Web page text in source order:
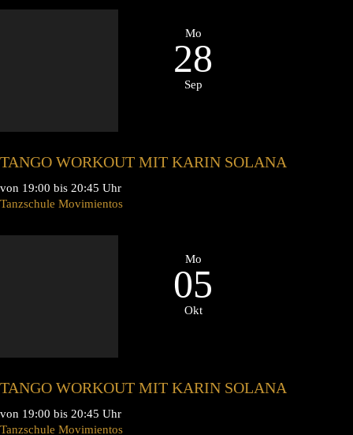
Mo
28
Sep
TANGO WORKOUT MIT KARIN SOLANA
von 19:00 bis 20:45 Uhr
Tanzschule Movimientos
Mo
05
Okt
TANGO WORKOUT MIT KARIN SOLANA
von 19:00 bis 20:45 Uhr
Tanzschule Movimientos